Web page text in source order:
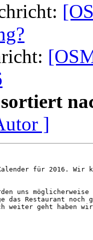
]
für 2016. Wir
uns
das Restaurant
weiter geht haben